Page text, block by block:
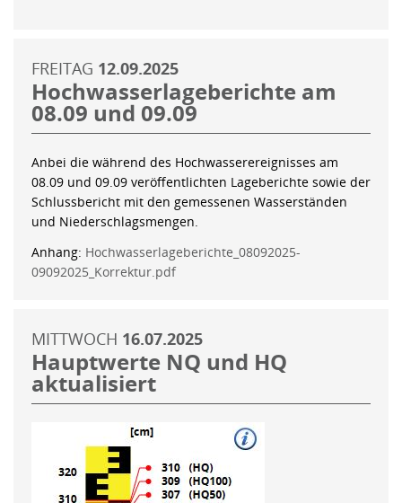
FREITAG 12.09.2025
Hochwasserlageberichte am
08.09 und 09.09
Anbei die während des Hochwasserereignisses am
08.09 und 09.09 veröffentlichten Lageberichte sowie der
Schlussbericht mit den gemessenen Wasserständen
und Niederschlagsmengen.
Anhang: Hochwasserlageberichte_08092025-
09092025_Korrektur.pdf
MITTWOCH 16.07.2025
Hauptwerte NQ und HQ
aktualisiert